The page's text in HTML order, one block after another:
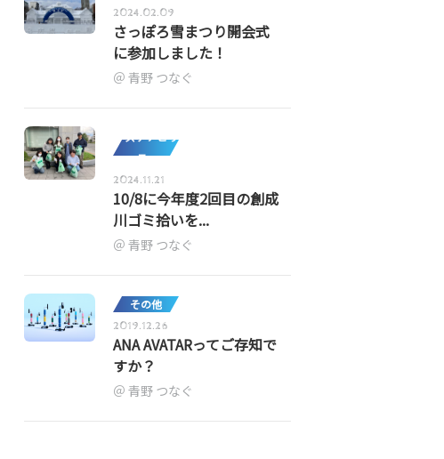
2024.02.09
さっぽろ雪まつり開会式
に参加しました！
青野 つなぐ
サステナビリ
ティ
2024.11.21
10/8に今年度2回目の創成
川ゴミ拾いを...
青野 つなぐ
その他
2019.12.26
ANA AVATARってご存知で
すか？
青野 つなぐ